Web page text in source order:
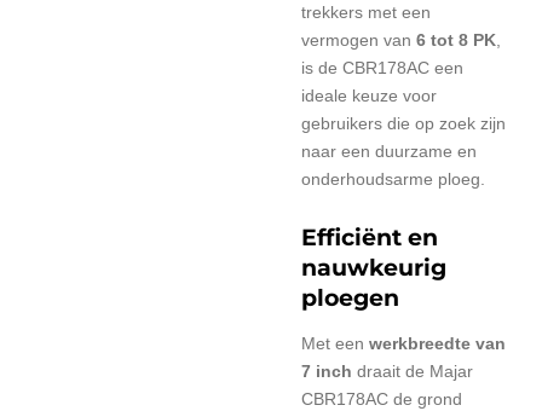
trekkers met een
vermogen van 6 tot 8 PK
is de CBR178AC een
ideale keuze voor
gebruikers die op zoek zijn
naar een duurzame en
onderhoudsarme ploeg.
Efficiënt en
nauwkeurig
ploegen
Met een werkbreedte van
7 inch draait de Majar
CBR178AC de grond